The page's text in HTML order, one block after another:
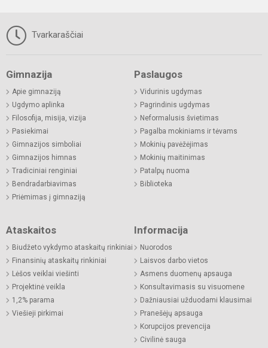
Tvarkaraščiai
Gimnazija
Apie gimnaziją
Ugdymo aplinka
Filosofija, misija, vizija
Pasiekimai
Gimnazijos simboliai
Gimnazijos himnas
Tradiciniai renginiai
Bendradarbiavimas
Priėmimas į gimnaziją
Paslaugos
Vidurinis ugdymas
Pagrindinis ugdymas
Neformalusis švietimas
Pagalba mokiniams ir tėvams
Mokinių pavėžėjimas
Mokinių maitinimas
Patalpų nuoma
Biblioteka
Ataskaitos
Biudžeto vykdymo ataskaitų rinkiniai
Finansinių ataskaitų rinkiniai
Lėšos veiklai viešinti
Projektinė veikla
1,2% parama
Viešieji pirkimai
Informacija
Nuorodos
Laisvos darbo vietos
Asmens duomenų apsauga
Konsultavimasis su visuomene
Dažniausiai užduodami klausimai
Pranešėjų apsauga
Korupcijos prevencija
Civilinė sauga